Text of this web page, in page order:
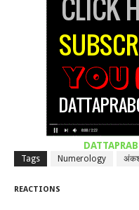
Tags Numerology
REACTIONS